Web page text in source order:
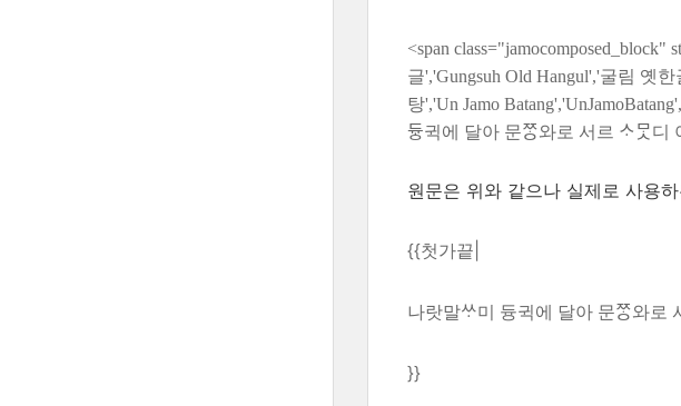
<span
글','Gungsuh Old Hangul','굴림 옛
탕','Un Jamo
듀ᇰ귁에 달아 문ᄍᆞᆼ와로 서르 ᄉᆞᄆᆞᆺ디
원문은 위와 같으나 실제로 사용
{{첫가끝|
나랏말ᄊᆞ미 듕귁에 달아 문ᄍᆞᆼ와로 서
}}